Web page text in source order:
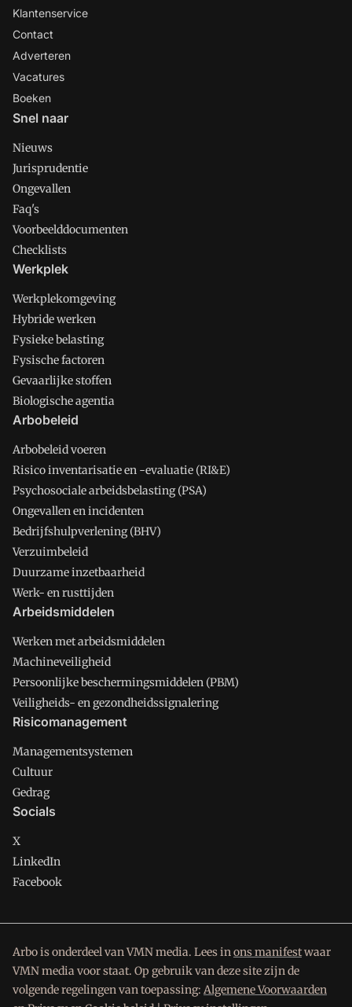
Klantenservice
Contact
Adverteren
Vacatures
Boeken
Snel naar
Nieuws
Jurisprudentie
Ongevallen
Faq's
Voorbeelddocumenten
Checklists
Werkplek
Werkplekomgeving
Hybride werken
Fysieke belasting
Fysische factoren
Gevaarlijke stoffen
Biologische agentia
Arbobeleid
Arbobeleid voeren
Risico inventarisatie en -evaluatie (RI&E)
Psychosociale arbeidsbelasting (PSA)
Ongevallen en incidenten
Bedrijfshulpverlening (BHV)
Verzuimbeleid
Duurzame inzetbaarheid
Werk- en rusttijden
Arbeidsmiddelen
Werken met arbeidsmiddelen
Machineveiligheid
Persoonlijke beschermingsmiddelen (PBM)
Veiligheids- en gezondheidssignalering
Risicomanagement
Managementsystemen
Cultuur
Gedrag
Socials
X
LinkedIn
Facebook
Arbo is onderdeel van VMN media. Lees inons manifestwaar
VMN media voor staat. Op gebruik van deze site zijn de
volgende regelingen van toepassing: Algemene Voorwaarden